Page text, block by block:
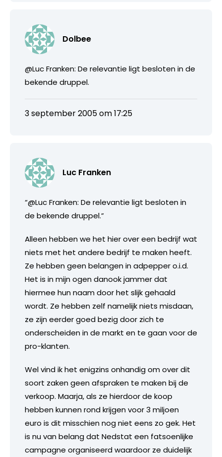
Dolbee
@Luc Franken: De relevantie ligt besloten in de
bekende druppel.
3 september 2005 om 17:25
Luc Franken
“@Luc Franken: De relevantie ligt besloten in
de bekende druppel.”
Alleen hebben we het hier over een bedrijf wat
niets met het andere bedrijf te maken heeft.
Ze hebben geen belangen in adpepper o.i.d.
Het is in mijn ogen danook jammer dat
hiermee hun naam door het slijk gehaald
wordt. Ze hebben zelf namelijk niets misdaan,
ze zijn eerder goed bezig door zich te
onderscheiden in de markt en te gaan voor de
pro-klanten.
Wel vind ik het enigzins onhandig om over dit
soort zaken geen afspraken te maken bij de
verkoop. Maarja, als ze hierdoor de koop
hebben kunnen rond krijgen voor 3 miljoen
euro is dit misschien nog niet eens zo gek. Het
is nu van belang dat Nedstat een fatsoenlijke
campagne organiseerd waardoor ze duidelijk